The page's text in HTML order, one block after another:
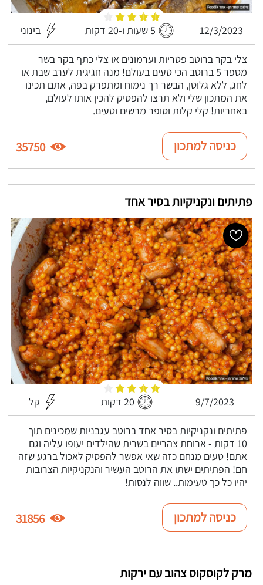
12/3/2023 5 שעות ו-20 דקות בינוני
צלי בקר ברוטב פטריות וערמונים או צלי כתף בקר בשר
מספר 5 ברוטב הכי טעים בעולם! מנה חגיגית לערב שבת או
לחג, ללא גלוטן, הבשר רך נימוח ומתפרק בפה, אתם תכינו
את המתכון שלי ולא תרצו להפסיק להכין אותו לעולם,
באחריות! קלי קלות וסופר מרשים וטעים.
כניסה למתכון 35750
פתיתים ונקניקיות בסיר אחד
9/7/2023 20 דקות קל
פתיתים ונקניקיות בסיר אחד ברוטב עגבניות שמכינים תוך
10 דקות - ארוחת צהריים בשרית שהילדים יעופו עליה וגם
אתם! טעים מנחם כזה שאי אפשר להפסיק לאכול ברגע שזה
חם! הפתיתים ישתו את הרוטב העשיר והנקניקיות הצרובות
יהיו כל כך טעימות.. שווה לנסות!
כניסה למתכון 31856
מרק לקוסקוס צהוב עם ירקות